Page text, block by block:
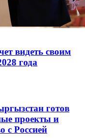
видеть своим
года
готов
проекты и
с Россией